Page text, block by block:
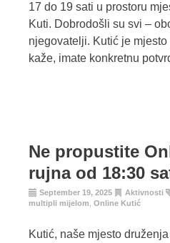
17 do 19 sati u prostoru
Kuti. Dobrodošli su svi –
njegovatelji. Kutić je
kaže, imate konkretnu
Ne propustite
rujna od 18:30
September 19, 2025 Aktivnosti
multipli mijelom Online Kutić
Kutić, naše mjesto